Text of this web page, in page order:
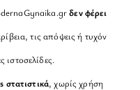
δεν φέρει
τις απόψεις ή τυχόν
ιστοσελίδες.
στατιστικά, χωρίς χρήση